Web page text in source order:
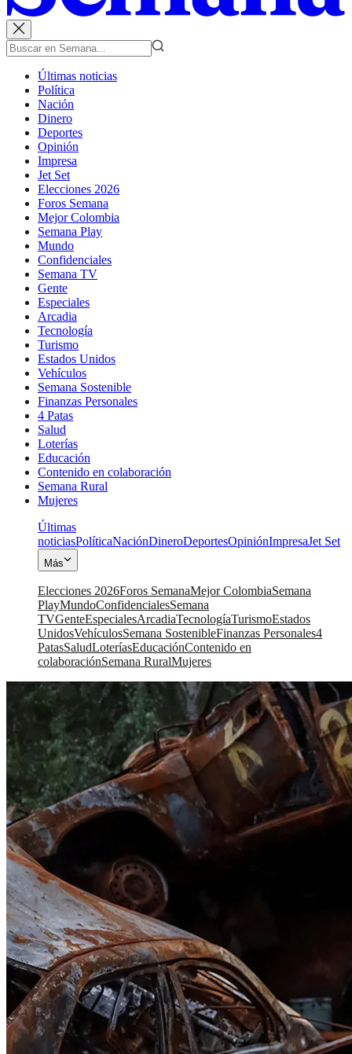
Últimas noticias
Política
Nación
Dinero
Deportes
Opinión
Impresa
Jet Set
Elecciones 2026
Foros Semana
Mejor Colombia
Semana Play
Mundo
Confidenciales
Semana TV
Gente
Especiales
Arcadia
Tecnología
Turismo
Estados Unidos
Vehículos
Semana Sostenible
Finanzas Personales
4 Patas
Salud
Loterías
Educación
Contenido en colaboración
Semana Rural
Mujeres
Últimas
noticiasPolíticaNaciónDineroDeportesOpiniónImpresaJet Set
Más
Elecciones 2026Foros SemanaMejor ColombiaSemana
PlayMundoConfidencialesSemana
TVGenteEspecialesArcadiaTecnologíaTurismoEstados
UnidosVehículosSemana SostenibleFinanzas Personales4
PatasSaludLoteríasEducaciónContenido en
colaboraciónSemana RuralMujeres